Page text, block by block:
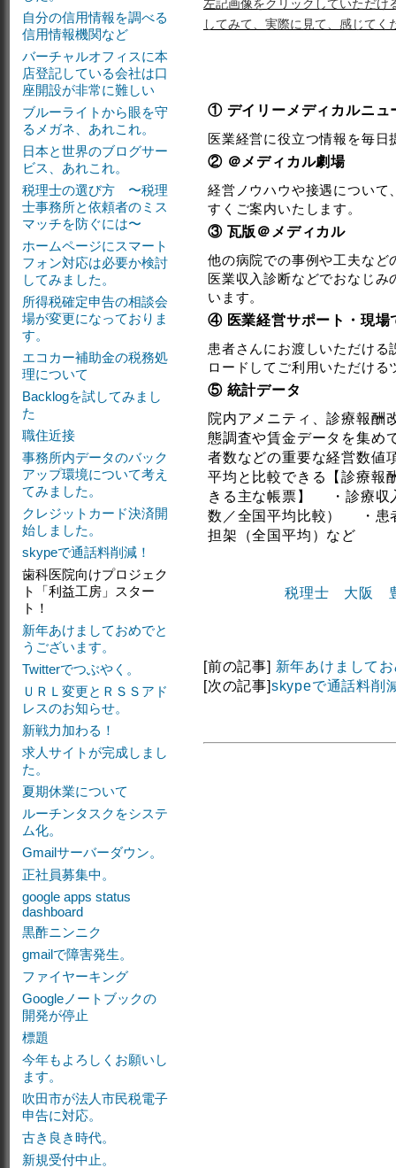
左記画像をクリックしていただけ
してみて、実際に見て、感じてく
① デイリーメディカルニュ
医業経営に役立つ情報を毎日
② ＠メディカル劇場
経営ノウハウや接遇について
すくご案内いたします。
③ 瓦版＠メディカル
他の病院での事例や工夫など
医業収入診断などでおなじ
います。
④ 医業経営サポート・現場
患者さんにお渡しいただけ
ロードしてご利用いただける
⑤ 統計データ
院内アメニティ、診療報酬
態調査や賃金データを集め
者数などの重要な経営数値
平均と比較できる【診療報
きる主な帳票】 ・診療収
数／全国平均比較） ・患
担架（全国平均）など
税理士 大阪
[前の記事] 新年あけまして
[次の記事]skypeで通話料削
自分の信用情報を調べる
信用情報機関など
バーチャルオフィスに本
店登記している会社は口
座開設が非常に難しい
ブルーライトから眼を守
るメガネ、あれこれ。
日本と世界のブログサー
ビス、あれこれ。
税理士の選び方 〜税理
士事務所と依頼者のミス
マッチを防ぐには〜
ホームページにスマート
フォン対応は必要か検討
してみました。
所得税確定申告の相談会
場が変更になっておりま
す。
エコカー補助金の税務処
理について
Backlogを試してみまし
た
職住近接
事務所内データのバック
アップ環境について考え
てみました。
クレジットカード決済開
始しました。
skypeで通話料削減！
歯科医院向けプロジェク
ト「利益工房」スター
ト！
新年あけましておめでと
うございます。
Twitterでつぶやく。
ＵＲＬ変更とＲＳＳアド
レスのお知らせ。
新戦力加わる！
求人サイトが完成しまし
た。
夏期休業について
ルーチンタスクをシステ
ム化。
Gmailサーバーダウン。
正社員募集中。
google apps status
dashboard
黒酢ニンニク
gmailで障害発生。
ファイヤーキング
Googleノートブックの
開発が停止
標題
今年もよろしくお願いし
ます。
吹田市が法人市民税電子
申告に対応。
古き良き時代。
新規受付中止。